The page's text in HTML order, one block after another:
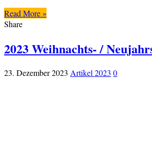
Read More »
Share
2023 Weihnachts- /
23. Dezember 2023 Artikel 2023 0